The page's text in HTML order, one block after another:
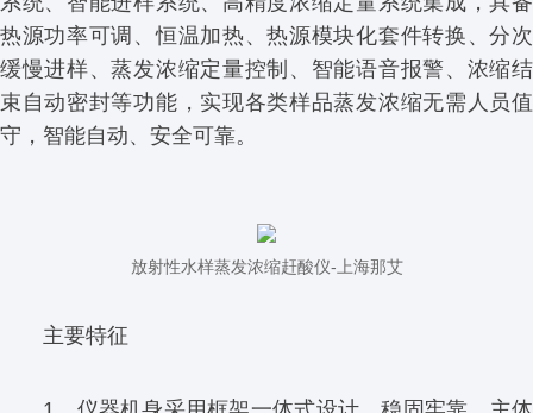
热源功率可调、恒温加热、热源模块化套件转换、分次
缓慢进样、蒸发浓缩定量控制、智能语音报警、浓缩结
束自动密封等功能，实现各类样品蒸发浓缩无需人员值
守，智能自动、安全可靠。
放射性水样蒸发浓缩赶酸仪-上海那艾
主要特征